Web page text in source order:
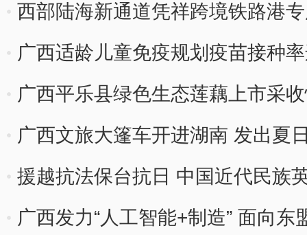
西部陆海新通道凭祥跨境铁路港
广西适龄儿童免疫规划疫苗接种
广西平乐县绿色生态莲藕上市采
广西文旅大篷车开进湖南 发出夏
援越抗法保台抗日 中国近代民族
舞台
广西发力“人工智能+制造” 面向东